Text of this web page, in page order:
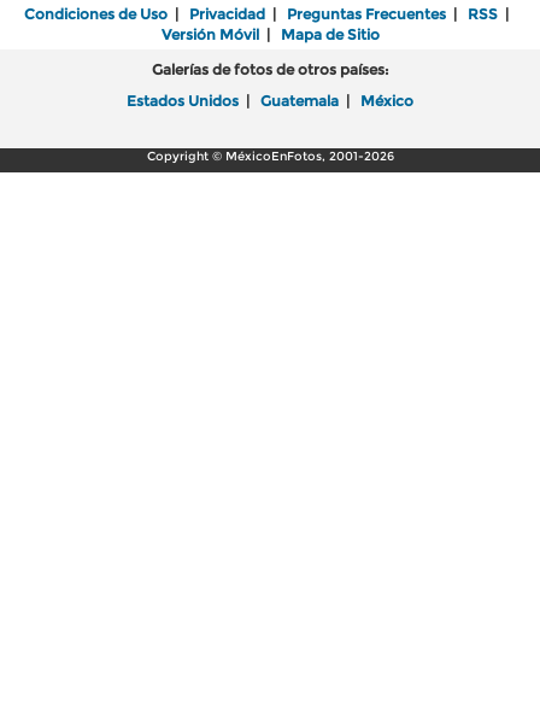
Condiciones de Uso | Privacidad | Preguntas Frecuentes | RSS |
Versión Móvil| Mapa de Sitio
Galerías de fotos de otros países:
Estados Unidos | Guatemala | México
Copyright © MéxicoEnFotos, 2001-2026